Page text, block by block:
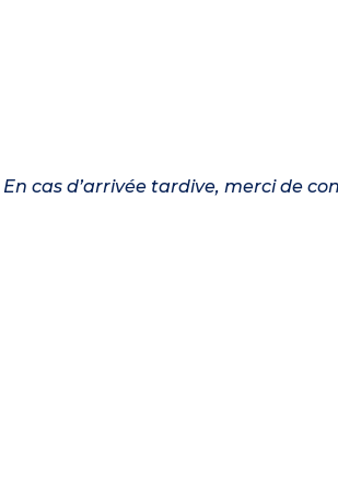
En cas d’arrivée tardive, merci de